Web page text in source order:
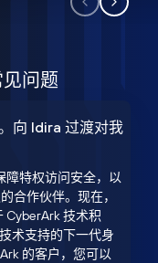
问题
向 Idira 过渡对我
障特权访问安全，以
合作伙伴。现在，
CyberArk 技术积
术支持的下一代身
的客户，您可以